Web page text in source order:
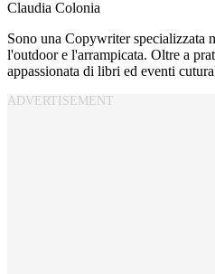
Claudia Colonia
Sono una Copywriter specializzata
l'outdoor e l'arrampicata. Oltre a
appassionata di libri ed eventi